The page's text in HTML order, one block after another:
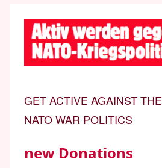
GET ACTIVE AGAINST THE
NATO WAR POLITICS
new Donations